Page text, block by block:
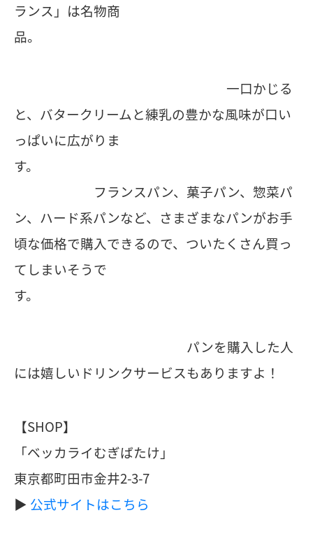
ランス」は名物商
品。
一口かじる
と、バタークリームと練乳の豊かな風味が口い
っぱいに広がりま
す。
フランスパン、菓子パン、惣菜パ
ン、ハード系パンなど、さまざまなパンがお手
頃な価格で購入できるので、ついたくさん買っ
てしまいそうで
す。
パンを購入した人
には嬉しいドリンクサービスもありますよ！
【SHOP】
「ベッカライむぎばたけ」
東京都町田市金井2-3-7
▶︎ 公式サイトはこちら